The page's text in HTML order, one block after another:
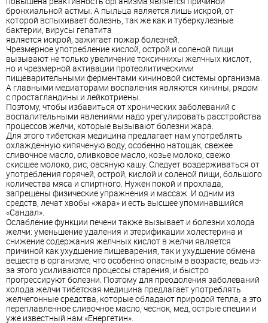
бронхиальной астмы. А пыльца является лишь искрой, от
которой вспыхивает болезнь, так же как и туберкулезные
бактерии, вирусы гепатита
является искрой, зажигает пожар болезней.
Чрезмерное употребление кислой, острой и соленой пищи
вызывают не только увеличение токсичнихы желчных кислот,
но и чрезмерной активации протеолитическими
пищеварительными ферментами кининовой системы организма.
А главными медиаторами воспаления являются кинины, рядом
с простагландины и лейкотриены.
Поэтому, чтобы избавиться от хронических заболеваний с
воспалительными явлениями надо урегулировать расстройства
процессов желчи, которые вызывают болезни жара.
Для этого тибетская медицина предлагает нам употреблять
охлажденную кипяченую воду, особенно натощак, свежее
сливочное масло, оливковое масло, козье молоко, свежо
скисшее молоко, рис, овсяную кашу. Следует воздерживаться от
употребления горячей, острой, кислой и соленой пищи, большого
количества мяса и спиртного. Нужен покой и прохлада,
запрещены физические упражнения и массаж. И одним из
средств, лечат хвобы «жара» и есть высшее упоминавшийся
«Сандал».
Ослабление функции печени также вызывает и болезни холода
желчи: уменьшение удаления и этерификации холестерина и
снижение содержания желчных кислот в желчи является
причиной как ухудшение пищеварения, так и ухудшение обмена
веществ в организме, что особенно опасным в возрасте, ведь из-
за этого усиливаются процессы старения, и быстро
прогрессируют болезни. Поэтому для преодоления заболеваний
холода желчи тибетская медицина предлагает употреблять
желчегонные средства, которые обладают природой тепла, а это
переплавленное сливочное масло, чеснок, мед, острые специи и
уже известный нам «Енергетин».